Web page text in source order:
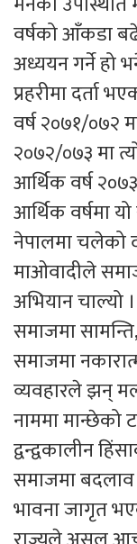
वर्षको आँकडा
अध्ययन गर्ने हो
प्रहरीमा दर्ता
वर्ष २०७१/०७२
२०७२/०७३ मा
आर्थिक वर्ष
आर्थिक वर्षमा
नेपालमा चलेको
माओवादीले
अभियान चाल्यो
समाजमा
समाजमा
व्यवहारले झन्
नाममा मान्छेको
द्वन्द्वकालीन
समाजमा
भावना जागृत